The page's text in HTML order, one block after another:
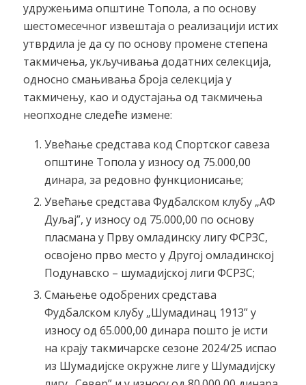
удружењима општине Топола, а по основу
шестомесечног извештаја о реализацији истих
утврдила је да су по основу промене степена
такмичења, укључивања додатних селекција,
односно смањивања броја селекција у
такмичењу, као и одустајања од такмичења
неопходне следеће измене:
Увећање средстава код Спортског савеза
општине Топола у износу од 75.000,00
динара, за редовно функционисање;
Увећање средстава Фудбалском клубу „АФ
Дуљај”, у износу од 75.000,00 по основу
пласмана у Прву омладинску лигу ФСРЗС,
освојено прво место у Другој омладинској
Подунавско – шумадијској лиги ФСРЗС;
Смањење одобрених средстава
Фудбалском клубу „Шумадинац 1913” у
износу од 65.000,00 динара пошто је исти
на крају такмичарске сезоне 2024/25 испао
из Шумадијске окружне лиге у Шумадијску